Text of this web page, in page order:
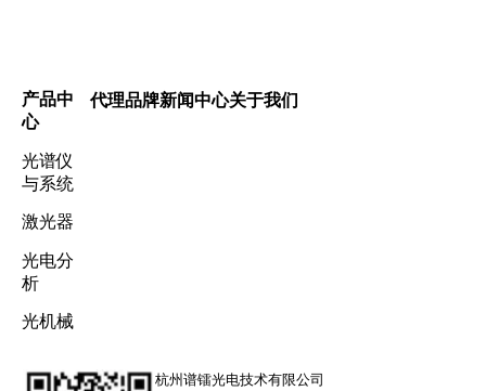
产品中
心
光谱仪
与系统
激光器
光电分
析
光机械
代理品牌新闻中心关于我们
杭州谱镭光电技术有限公司